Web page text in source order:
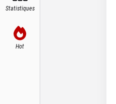
Statistiques
Hot